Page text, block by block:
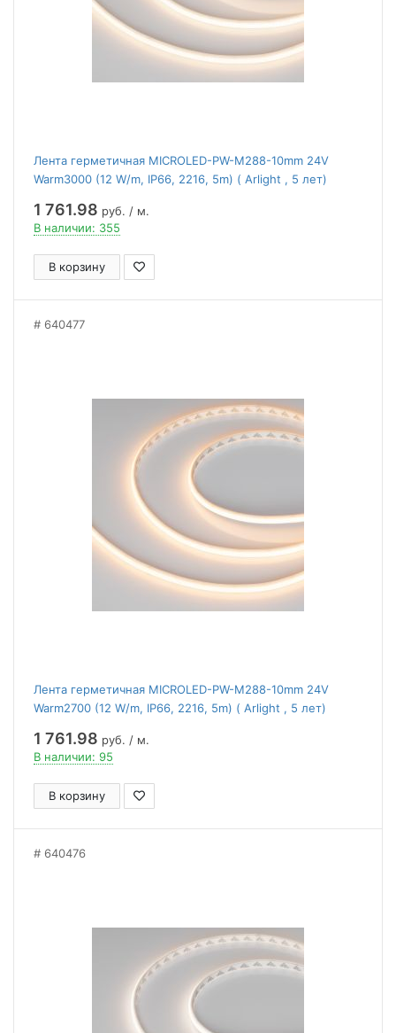
Лента герметичная MICROLED-PW-M288-10mm 24V
Warm3000 (12 W/m, IP66, 2216, 5m) ( Arlight , 5 лет)
1 761.98 руб. / м.
В наличии: 355
В корзину
640477
Лента герметичная MICROLED-PW-M288-10mm 24V
Warm2700 (12 W/m, IP66, 2216, 5m) ( Arlight , 5 лет)
1 761.98 руб. / м.
В наличии: 95
В корзину
640476